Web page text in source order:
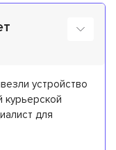
устройство
курьерской
для